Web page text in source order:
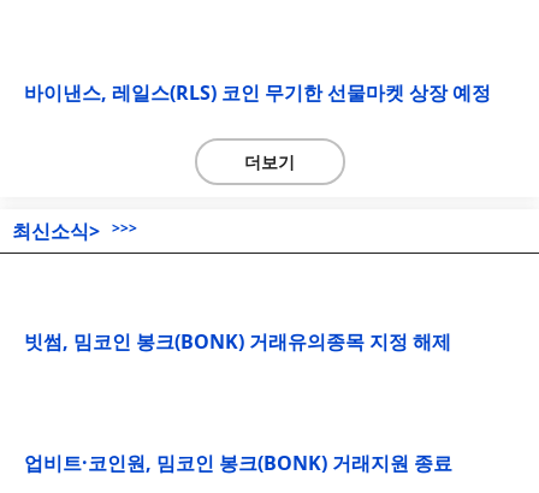
바이낸스, 레일스(RLS) 코인 무기한 선물마켓 상장 예정
더보기
최신소식> >>>
빗썸, 밈코인 봉크(BONK) 거래유의종목 지정 해제
업비트·코인원, 밈코인 봉크(BONK) 거래지원 종료